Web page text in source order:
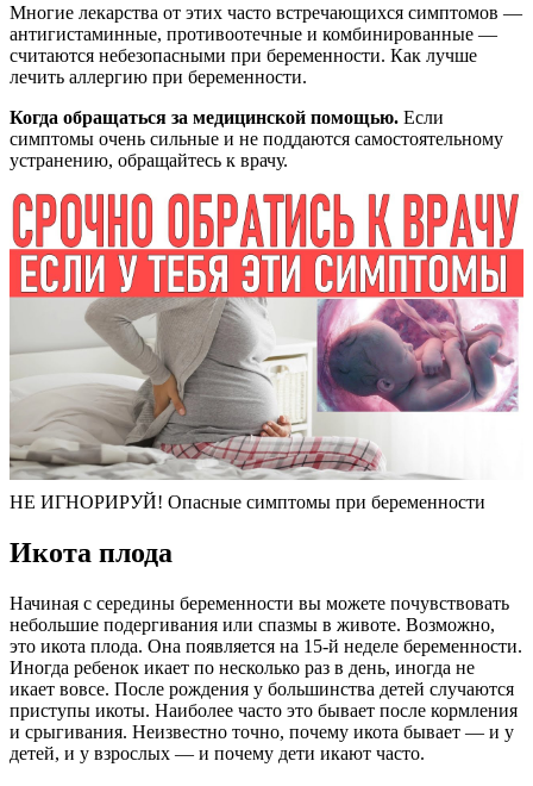
Многие лекарства от этих часто встречающихся симптомов —
антигистаминные, противоотечные и комбинированные —
считаются небезопасными при беременности. Как лучше
лечить аллергию при беременности.
Когда обращаться за медицинской помощью. Если
симптомы очень сильные и не поддаются самостоятельному
устранению, обращайтесь к врачу.
НЕ ИГНОРИРУЙ! Опасные симптомы при беременности
Икота плода
Начиная с середины беременности вы можете почувствовать
небольшие подергивания или спазмы в животе. Возможно,
это икота плода. Она появляется на 15-й неделе беременности.
Иногда ребенок икает по несколько раз в день, иногда не
икает вовсе. После рождения у большинства детей случаются
приступы икоты. Наиболее часто это бывает после кормления
и срыгивания. Неизвестно точно, почему икота бывает — и у
детей, и у взрослых — и почему дети икают часто.